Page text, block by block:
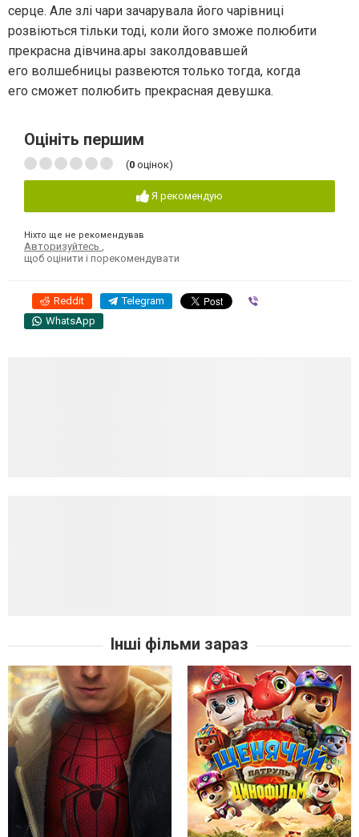
серце. Але злі чари зачарувала його чарівниці
розвіються тільки тоді, коли його зможе полюбити
прекрасна дівчина.ары заколдовавшей
его волшебницы развеются только тогда, когда
его сможет полюбить прекрасная девушка.
Оцініть першим
(0 оцінок)
Я рекомендую
Ніхто ще не рекомендував
Авторизуйтесь ,
щоб оцінити і порекомендувати
Reddit Telegram
WhatsApp
Інші фільми зараз